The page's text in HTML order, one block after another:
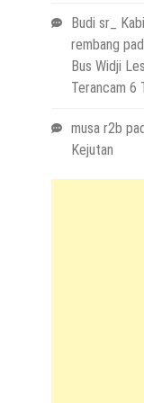
Budi sr_
rembang
Bus Widji
Terancam 6
musa r2b
Kejutan